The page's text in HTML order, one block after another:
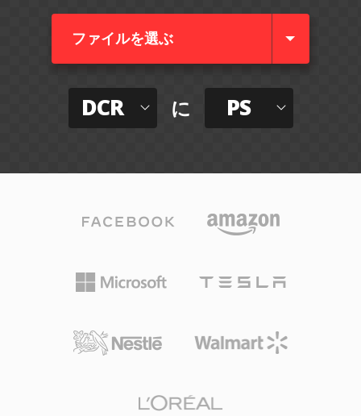
ファイルを選ぶ
DCR に PS